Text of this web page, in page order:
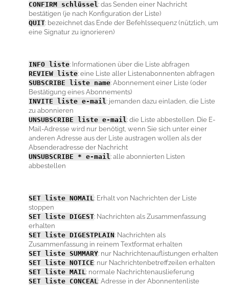
CONFIRM schlüssel: das Senden einer Nachricht
bestätigen (je nach Konfiguration der Liste)
QUIT: bezeichnet das Ende der Befehlssequenz (nützlich, um
eine Signatur zu ignorieren)
INFO liste: Informationen über die Liste abfragen
REVIEW
liste: eine Liste aller Listenabonnenten abfragen
SUBSCRIBE
liste name: Abonnement einer Liste (oder
Bestätigung eines Abonnements)
INVITE
liste e-mail: jemanden dazu einladen, die Liste
zu abonnieren
UNSUBSCRIBE
liste e-mail: die Liste abbestellen. Die E-
Mail-Adresse wird nur benötigt, wenn Sie sich unter einer
anderen Adresse aus der Liste austragen wollen als der
Absenderadresse der Nachricht
UNSUBSCRIBE * e-mail: alle abonnierten Listen
abbestellen
SET liste NOMAIL: Erhalt von Nachrichten der Liste
stoppen
SET
liste DIGEST: Nachrichten als Zusammenfassung
erhalten
SET
liste DIGESTPLAIN: Nachrichten als
Zusammenfassung in reinem Textformat erhalten
SET
liste SUMMARY: nur Nachrichtenauflistungen erhalten
SET
liste NOTICE: nur Nachrichtenbetreffzeilen erhalten
SET
liste MAIL: normale Nachrichtenauslieferung
SET
liste CONCEAL: Adresse in der Abonnentenliste